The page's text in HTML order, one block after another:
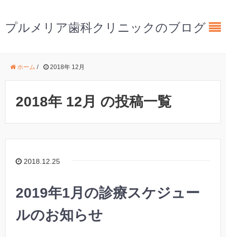
プルメリア歯科クリニックのブログ
ホーム / 2018年 12月
2018年 12月 の投稿一覧
2018.12.25
2019年1月の診療スケジュー
ルのお知らせ